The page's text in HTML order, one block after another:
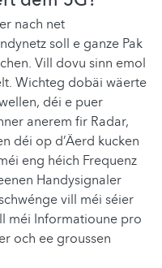
nach net
soll e ganze Pak
Vill dovu sinn emol
Wichteg dobäi wäerte
déi e puer
anerem fir Radar,
déi op d’Äerd kucken
eng héich Frequenz
Handysignaler
vill méi séier
méi Informatioune pro
och ee groussen